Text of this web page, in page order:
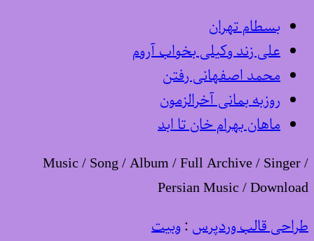
بسطام تهران
علی زند وکیلی بخواب آروم
محمد اصفهانی رفتن
روزبه بمانی آخرالزمون
ماهان بهرام خان تا ابد
Music / Song / Album / Full Archive / Singer /
Persian Music / Download
طراحی قالب وردپرس :وبیت